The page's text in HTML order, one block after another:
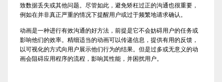
致数据丢失或其他问题。尽管如此，避免矫枉过正的沟通也很重要，
例如在并非真正严重的情况下提醒用户或过于频繁地请求确认。
动画是一种进行有效沟通的好方法，前提是它不会妨碍用户的任务或
影响他们的效率。精细适当的动画可以传递信息，提供有用的反馈，
以可视化的方式向用户展示他们行为的结果。但是过多或无意义的动
画会阻碍应用程序的流程，影响其性能，并困扰用户。